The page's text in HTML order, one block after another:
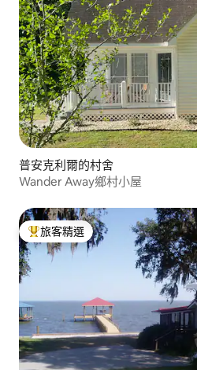
普安克利爾的村舍
Wander Away鄉村小屋
旅客精選榜首
旅客精選